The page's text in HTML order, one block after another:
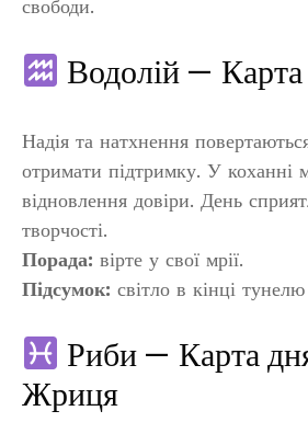
свободи.
Водолій — Карта
Надія та натхнення
отримати підтримку. У коханні
відновлення довіри. День
творчості.
Порада: вірте у свої мрії.
Підсумок: світло в кінці
Риби — Карта
Жриця